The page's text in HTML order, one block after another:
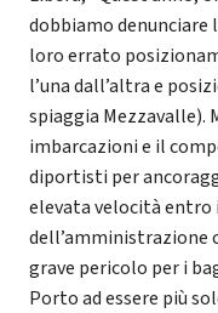
dobbiamo denunciare
loro errato
l’una dall’altra e
spiaggia
imbarcazioni e il
diportisti per
elevata velocità entro
dell’amministrazione
grave pericolo per i
Porto ad essere più